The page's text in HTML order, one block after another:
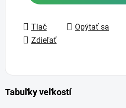
Tlač Opýtať sa
Zdieľať
Tabuľky veľkostí